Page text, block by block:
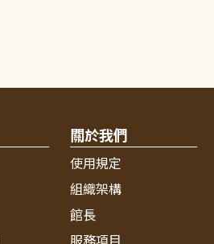
關於我們
使用規定
組織架構
館長